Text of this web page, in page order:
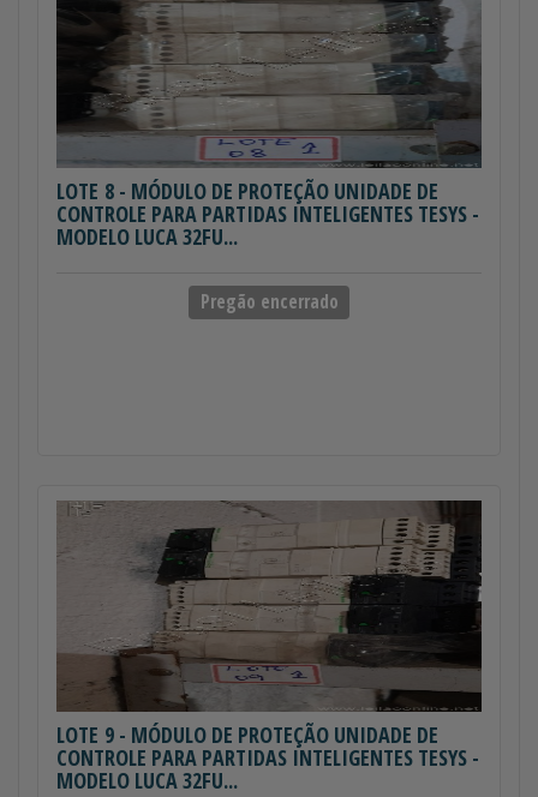
LOTE 8 - MÓDULO DE PROTEÇÃO UNIDADE DE
CONTROLE PARA PARTIDAS INTELIGENTES TESYS -
MODELO LUCA 32FU...
Pregão encerrado
LOTE 9 - MÓDULO DE PROTEÇÃO UNIDADE DE
CONTROLE PARA PARTIDAS INTELIGENTES TESYS -
MODELO LUCA 32FU...